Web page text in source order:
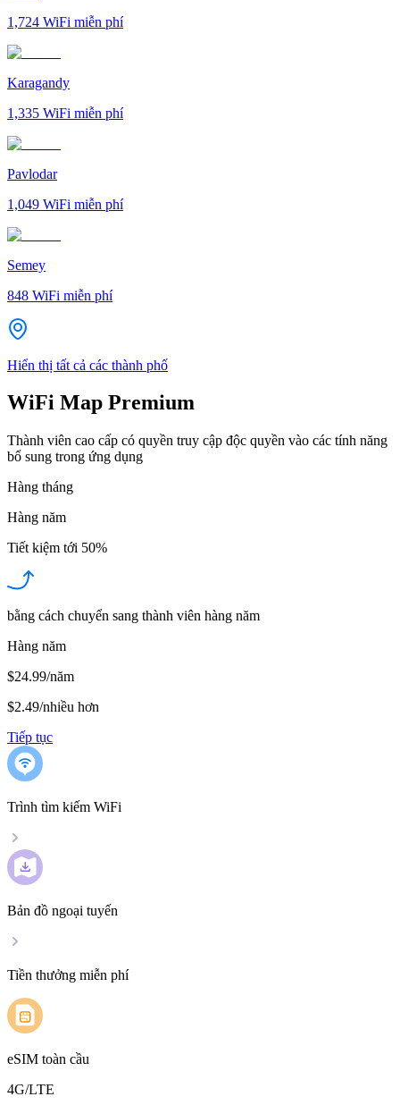
1,724 WiFi miễn phí
Karagandy
1,335 WiFi miễn phí
Pavlodar
1,049 WiFi miễn phí
Semey
848 WiFi miễn phí
Hiển thị tất cả các thành phố
WiFi Map Premium
Thành viên cao cấp có quyền truy cập độc quyền vào các tính năng
bổ sung trong ứng dụng
Hàng tháng
Hàng năm
Tiết kiệm tới 50%
bằng cách chuyển sang thành viên hàng năm
Hàng năm
$24.99/năm
$2.49/nhiều hơn
Tiếp tục
Trình tìm kiếm WiFi
Bản đồ ngoại tuyến
Tiền thưởng miễn phí
eSIM toàn cầu
4G/LTE